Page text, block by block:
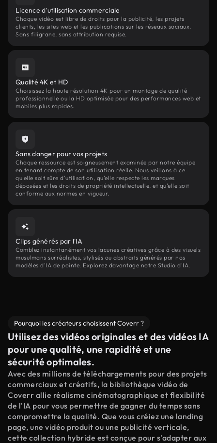
Licence d'utilisation commerciale
Chaque vidéo est libre de droits pour la publicité, les projets
clients, les sites web et les publications sur les réseaux sociaux.
Sans filigrane, sans attribution requise.
Qualité 4K et HD
Choisissez la haute résolution 4K pour un montage de qualité
professionnelle ou la HD optimisée pour des performances web et
mobiles plus rapides.
Sans danger pour vos projets
Chaque ressource est soigneusement examinée par notre équipe
en tenant compte de son utilisation réelle. Nous veillons à ce
qu'elle soit sûre d'utilisation, qu'elle respecte les marques
déposées et les droits de propriété intellectuelle, et qu'elle soit
conforme aux normes en vigueur.
Clips générés par l'IA
Comblez instantanément vos lacunes créatives grâce à des visuels
musulmans surréalistes, stylisés ou abstraits générés par nos
modèles d'IA de pointe. Explorez davantage notre Studio d'IA.
Pourquoi les créateurs choisissent Coverr ?
Utilisez des vidéos originales et des vidéos IA
pour une qualité, une rapidité et une
sécurité optimales.
Avec des millions de téléchargements pour des projets
commerciaux et créatifs, la bibliothèque vidéo de
Coverr allie réalisme cinématographique et flexibilité
de l'IA pour vous permettre de gagner du temps sans
compromettre la qualité. Que vous créiez une landing
page, une vidéo produit ou une publicité verticale,
cette collection hybride est conçue pour s'adapter aux